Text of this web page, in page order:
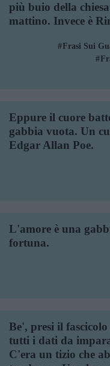
più buio della
mattino. Invece è
Frasi Sui
Eppure il cuore
gabbia vuota. Un
Edgar Allan Poe.
L'amore è una
fortuna.
Be', presi il fascicolo
tutti i dati da
C'era un tizio che